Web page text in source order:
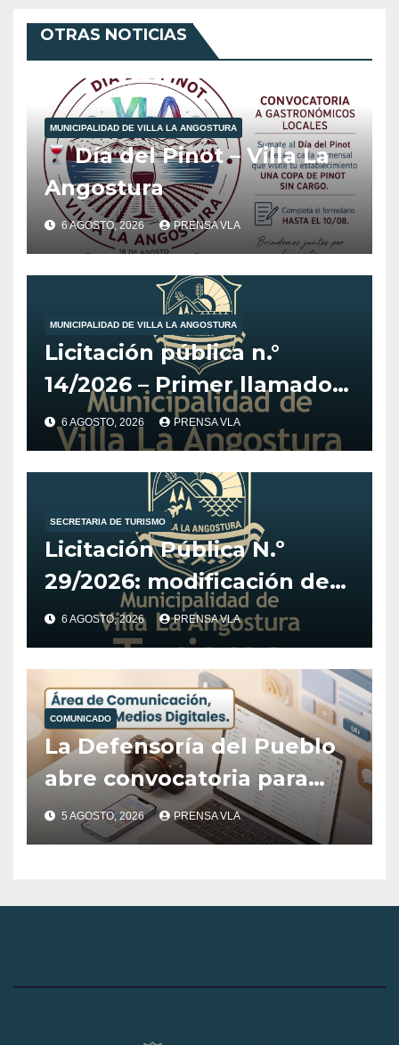
OTRAS NOTICIAS
MUNICIPALIDAD DE VILLA LA ANGOSTURA
Día del Pinot – Villa La
Angostura
6 AGOSTO, 2026 PRENSA VLA
MUNICIPALIDAD DE VILLA LA ANGOSTURA
Licitación pública n.°
14/2026 – Primer llamado
para la adquisición de
vehículo adaptado para
CET.
6 AGOSTO, 2026 PRENSA VLA
SECRETARIA DE TURISMO
Licitación Pública N.º
29/2026: modificación de
fechas para el Desarrollo
de Estrategia y
Posicionamiento Digital
del Destino Villa La
Angostura
6 AGOSTO, 2026 PRENSA VLA
COMUNICADO
La Defensoría del Pueblo
abre convocatoria para
cubrir el área de
Comunicación, Prensa y
5 AGOSTO, 2026 PRENSA VLA